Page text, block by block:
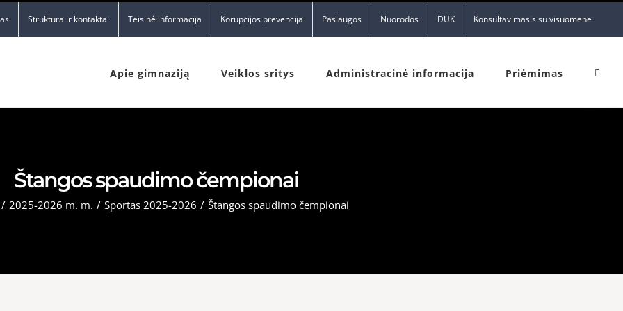
Struktūra ir kontaktai Teisinė informacija Korupcijos prevencija Paslaugos Nuorodos DUK Konsultavimasis su visuomene
Apie gimnaziją Veiklos sritys Administracinė informacija Priėmimas
Štangos spaudimo čempionai
/ 2025-2026 m. m. / Sportas 2025-2026 / Štangos spaudimo čempionai